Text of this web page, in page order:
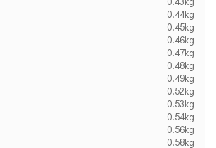
0.44kg
0.45kg
0.46kg
0.47kg
0.48kg
0.49kg
0.52kg
0.53kg
0.54kg
0.56kg
0.58kg